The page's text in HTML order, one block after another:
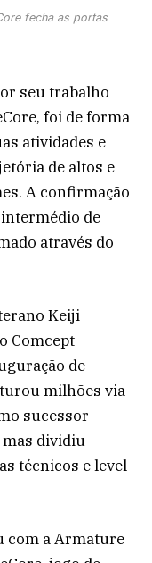
fecha as portas
seu trabalho
foi de forma
atividades e
de altos e
A confirmação
de
através do
Keiji
Comcept
de
milhões via
sucessor
dividiu
técnicos e level
com a Armature